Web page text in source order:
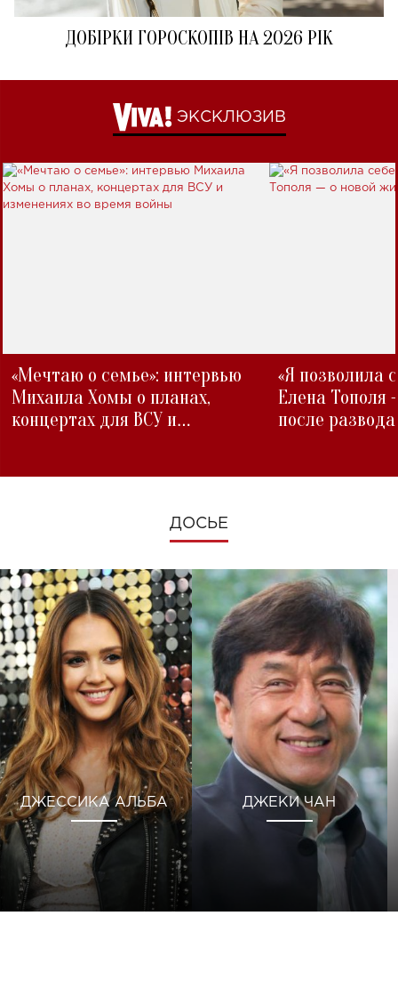
ДОБІРКИ ГОРОСКОПІВ НА 2026 РІК
ЭКСКЛЮЗИВ
«Мечтаю о семье»: интервью
Михаила Хомы о планах,
концертах для ВСУ и
«Я позволила
Елена Тополя
после развода
ДОСЬЕ
ДЖЕССИКА АЛЬБА ДЖЕКИ ЧАН